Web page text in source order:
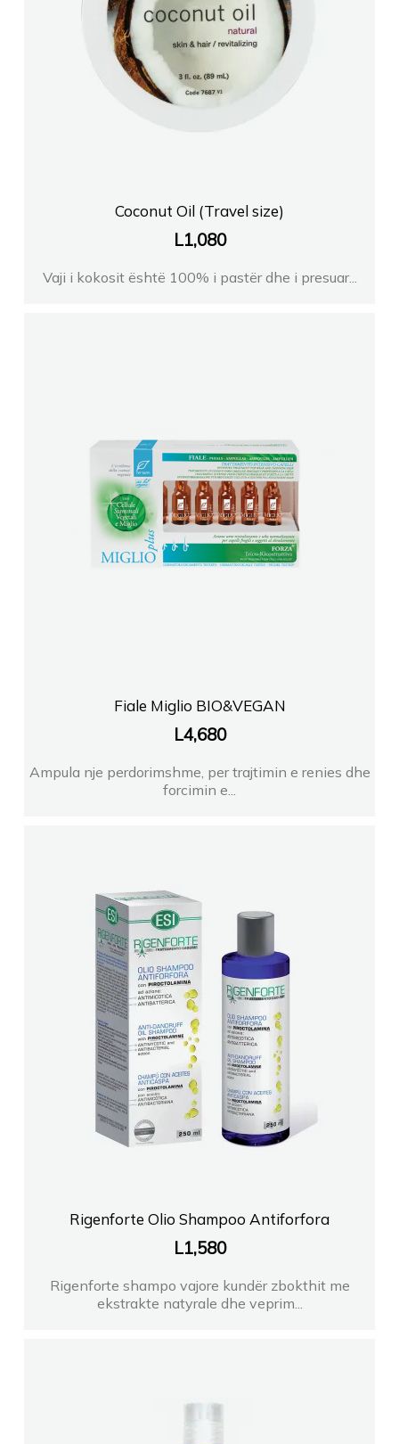
Coconut Oil (Travel size)
L1,080
Vaji i kokosit është 100% i pastër dhe i presuar...
Fiale Miglio BIO&VEGAN
L4,680
Ampula nje perdorimshme, per trajtimin e renies dhe
forcimin e...
Rigenforte Olio Shampoo Antiforfora
L1,580
Rigenforte shampo vajore kundër zbokthit me
ekstrakte natyrale dhe veprim...